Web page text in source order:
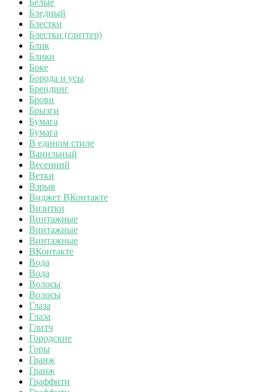
Бледный
Блестки
Блестки (глиттер)
Блик
Блики
Боке
Борода и усы
Брендинг
Брови
Брызги
Бумага
Бумага
В едином стиле
Ванильный
Весенний
Ветки
Взрыв
Виджет ВКонтакте
Визитки
Винтажные
Винтажные
Винтажные
ВКонтакте
Вода
Вода
Волосы
Волосы
Глаза
Глаза
Глитч
Городские
Горы
Гранж
Гранж
Граффити